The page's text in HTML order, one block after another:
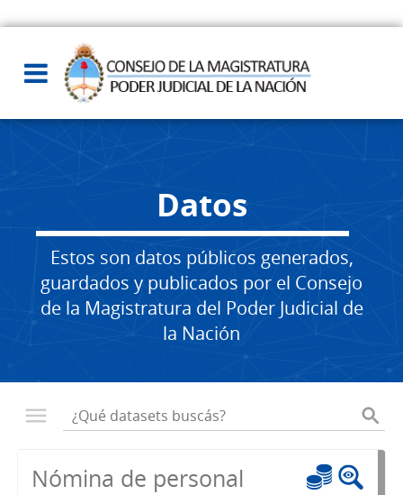
Datos
Estos son datos públicos generados,
guardados y publicados por el Consejo
de la Magistratura del Poder Judicial de
la Nación
Nómina de personal